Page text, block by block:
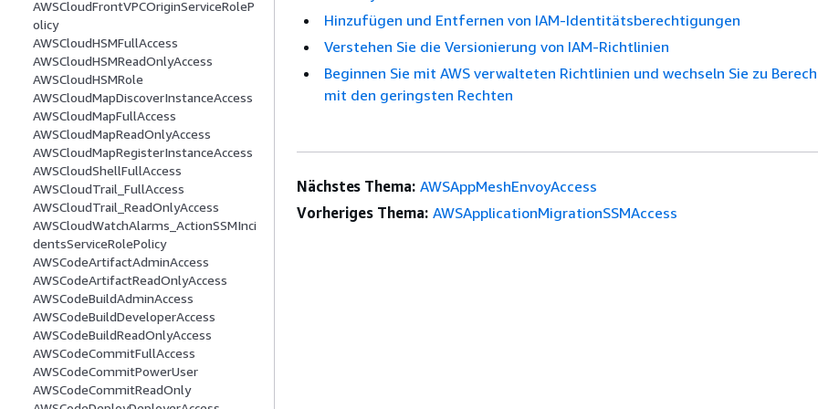
AWSCloudFrontVPCOriginServiceRoleP
olicy
AWSCloudHSMFullAccess
AWSCloudHSMReadOnlyAccess
AWSCloudHSMRole
AWSCloudMapDiscoverInstanceAccess
AWSCloudMapFullAccess
AWSCloudMapReadOnlyAccess
AWSCloudMapRegisterInstanceAccess
AWSCloudShellFullAccess
AWSCloudTrail_FullAccess
AWSCloudTrail_ReadOnlyAccess
AWSCloudWatchAlarms_ActionSSMInci
dentsServiceRolePolicy
AWSCodeArtifactAdminAccess
AWSCodeArtifactReadOnlyAccess
AWSCodeBuildAdminAccess
AWSCodeBuildDeveloperAccess
AWSCodeBuildReadOnlyAccess
AWSCodeCommitFullAccess
AWSCodeCommitPowerUser
AWSCodeCommitReadOnly
Hinzufügen und Entfernen von IAM-Identitätsberechtigungen
Verstehen Sie die Versionierung von IAM-Richtlinien
Beginnen Sie mit AWS verwalteten Richtlinien und wechseln Sie zu
mit den geringsten Rechten
Nächstes Thema: AWSAppMeshEnvoyAccess
Vorheriges Thema: AWSApplicationMigrationSSMAccess